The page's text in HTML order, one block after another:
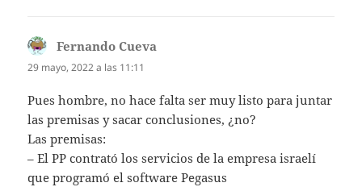
Fernando Cueva
29 mayo, 2022 a las 11:11
Pues hombre, no hace falta ser muy listo para juntar
las premisas y sacar conclusiones, ¿no?
Las premisas:
– El PP contrató los servicios de la empresa israelí
que programó el software Pegasus